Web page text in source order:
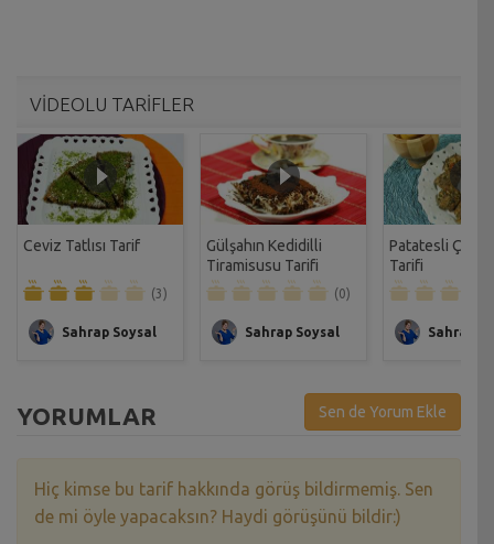
VİDEOLU TARİFLER
Ceviz Tatlısı Tarif
(3)
Sahrap Soysal
Gülşahın Kedidilli
Tiramisusu Tarifi
(0)
Sahrap Soysal
Patatesli Çıtır
Tarifi
Sahrap
YORUMLAR Sen de Yorum Ekle
Hiç kimse bu tarif hakkında görüş bildirmemiş. Sen
de mi öyle yapacaksın? Haydi görüşünü bildir:)